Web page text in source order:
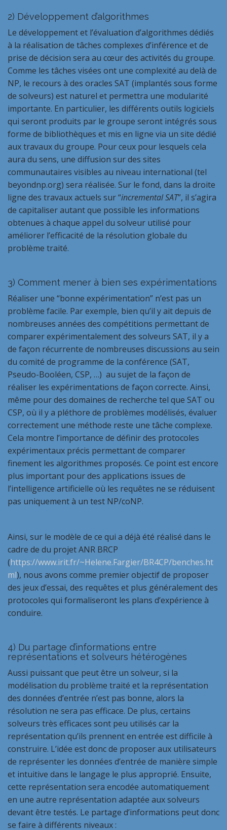
2) Développement d’algorithmes
Le développement et l’évaluation d’algorithmes dédiés
à la réalisation de tâches complexes d’inférence et de
prise de décision sera au cœur des activités du groupe.
Comme les tâches visées ont une complexité au delà de
NP, le recours à des oracles SAT (implantés sous forme
de solveurs) est naturel et permettra une modularité
importante. En particulier, les différents outils logiciels
qui seront produits par le groupe seront intégrés sous
forme de bibliothèques et mis en ligne via un site dédié
aux travaux du groupe. Pour ceux pour lesquels cela
aura du sens, une diffusion sur des sites
communautaires visibles au niveau international (tel
beyondnp.org) sera réalisée. Sur le fond, dans la droite
ligne des travaux actuels sur “incremental SAT”, il s’agira
de capitaliser autant que possible les informations
obtenues à chaque appel du solveur utilisé pour
améliorer l’efficacité de la résolution globale du
problème traité.
3) Comment mener à bien ses expérimentations
Réaliser une “bonne expérimentation” n’est pas un
problème facile. Par exemple, bien qu’il y ait depuis de
nombreuses années des compétitions permettant de
comparer expérimentalement des solveurs SAT, il y a
de façon récurrente de nombreuses discussions au sein
du comité de programme de la conférence (SAT,
Pseudo-Booléen, CSP, …) au sujet de la façon de
réaliser les expérimentations de façon correcte. Ainsi,
même pour des domaines de recherche tel que SAT ou
CSP, où il y a pléthore de problèmes modélisés, évaluer
correctement une méthode reste une tâche complexe.
Cela montre l’importance de définir des protocoles
expérimentaux précis permettant de comparer
finement les algorithmes proposés. Ce point est encore
plus important pour des applications issues de
l’intelligence artificielle où les requêtes ne se réduisent
pas uniquement à un test NP/coNP.
Ainsi, sur le modèle de ce qui a déjà été réalisé dans le
cadre de du projet ANR BRCP
(https://www.irit.fr/~Helene.Fargier/BR4CP/benches.ht
ml), nous avons comme premier objectif de proposer
des jeux d’essai, des requêtes et plus généralement des
protocoles qui formaliseront les plans d’expérience à
conduire.
4) Du partage d’informations entre
représentations et solveurs hétérogènes
Aussi puissant que peut être un solveur, si la
modélisation du problème traité et la représentation
des données d’entrée n’est pas bonne, alors la
résolution ne sera pas efficace. De plus, certains
solveurs très efficaces sont peu utilisés car la
représentation qu’ils prennent en entrée est difficile à
construire. L’idée est donc de proposer aux utilisateurs
de représenter les données d’entrée de manière simple
et intuitive dans le langage le plus approprié. Ensuite,
cette représentation sera encodée automatiquement
en une autre représentation adaptée aux solveurs
devant être testés. Le partage d’informations peut donc
se faire à différents niveaux :